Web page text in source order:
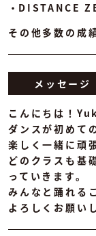
DISTANCE
その他多数の成
メッセージ
こんにちは！
ダンスが初めて
楽しく一緒に頑
どのクラスも基
っていきます。
みんなと踊れる
よろしくお願い